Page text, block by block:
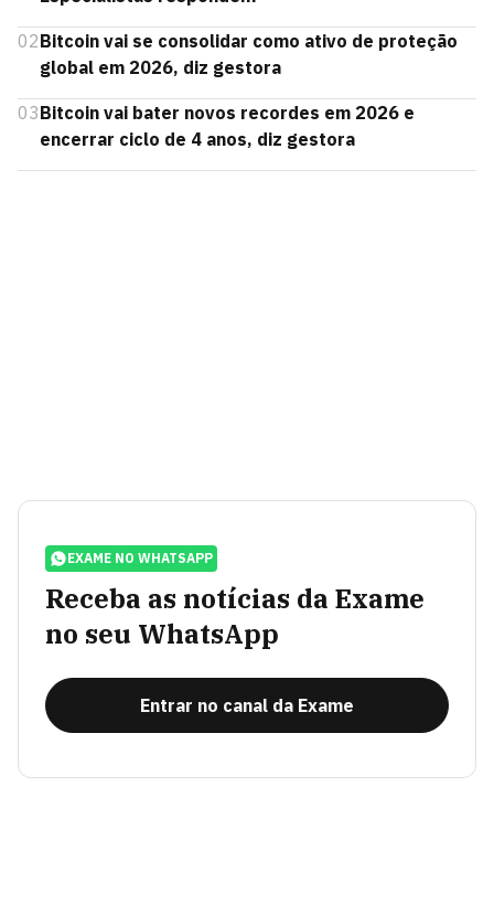
02Bitcoin vai se consolidar como ativo de proteção
global em 2026, diz gestora
03Bitcoin vai bater novos recordes em 2026 e
encerrar ciclo de 4 anos, diz gestora
EXAME NO WHATSAPP
Receba as notícias da Exame
no seu WhatsApp
Entrar no canal da Exame